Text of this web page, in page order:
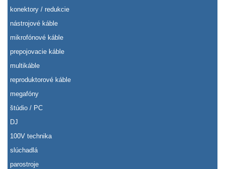
konektory / redukcie
nástrojové káble
mikrofónové káble
prepojovacie káble
multikáble
reproduktorové káble
megafóny
štúdio / PC
DJ
100V technika
slúchadlá
parostroje